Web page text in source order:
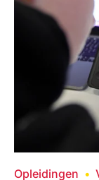
Opleidingen